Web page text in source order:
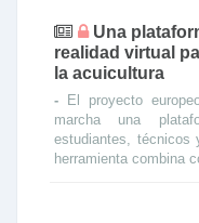
Una
realidad virtual
la acuicultura
- El proyecto
marcha una
estudiantes, técnicos
herramienta combina